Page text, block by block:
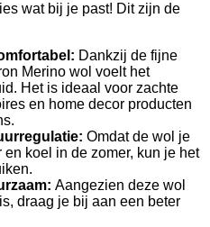
wat bij je past! Dit zijn de
Dankzij de fijne
Merino wol voelt het
Het is ideaal voor zachte
en home decor producten
Omdat de wol je
koel in de zomer, kun je het
Aangezien deze wol
draag je bij aan een beter